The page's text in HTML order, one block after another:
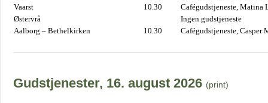
Vaarst
10.30
Cafégudstjeneste, Matina
Østervrå
Ingen gudstjeneste
Aalborg – Bethelkirken
10.30 Cafégudstjeneste, Casper
Gudstjenester, 16. august 2026 (print)